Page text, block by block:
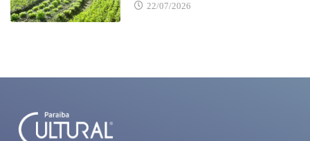
22/07/2026